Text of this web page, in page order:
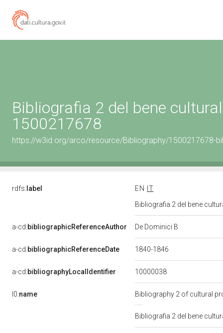
Bibliografia 2 del bene
1500217678
https://w3id.org/arco/resource/Bibliography/1500217678-
rdfs: label EN
IT
Bibliografia 2 del bene
a-cd:bibliographicReferenceAuthor De Dominici B
a-cd:bibliographicReferenceDate 1840-1846
a-cd:bibliographyLocalIdentifier 10000038
l0:name Bibliography 2 of cultural
Bibliografia 2 del bene